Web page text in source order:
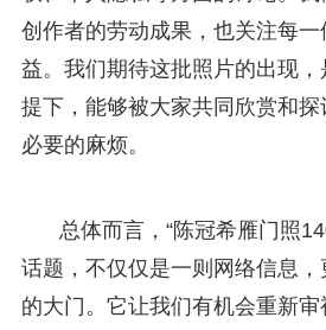
创作者的劳动成果，也关注每
益。我们期待这批照片的出现
提下，能够被大家共同欣赏和
必要的麻烦。
总体而言，“陈冠希雁门照
话题，不仅仅是一则网络信息
的大门。它让我们有机会重新